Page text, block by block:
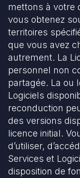
mettons à votre
vous obtenez
territoires
que vous avez
autrement. La
personnel non
partagée. La ou
Logiciels
reconduction
des versions
licence initial.
d’utiliser,
Services et
disposition de